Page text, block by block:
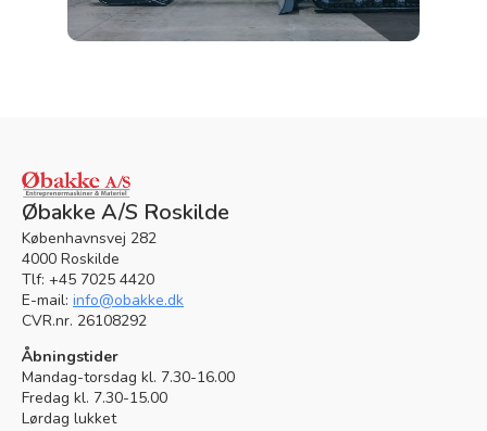
Øbakke A/S Roskilde
Københavnsvej 282
4000 Roskilde
Tlf: +45 7025 4420
E-mail: info@obakke.dk
CVR.nr. 26108292
Åbningstider
Mandag-torsdag kl. 7.30-16.00
Fredag kl. 7.30-15.00
Lørdag lukket